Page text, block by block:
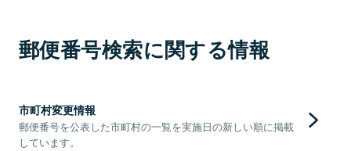
郵便番号検索に関する情報
市町村変更情報
郵便番号を公表した市町村の一覧を実施日の新しい順に掲載
しています。